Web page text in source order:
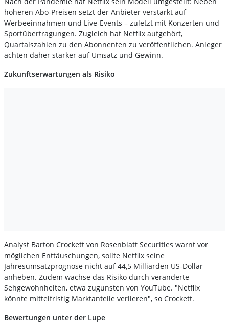
höheren Abo-Preisen setzt der Anbieter verstärkt auf
Werbeeinnahmen und Live-Events – zuletzt mit Konzerten und
Sportübertragungen. Zugleich hat Netflix aufgehört,
Quartalszahlen zu den Abonnenten zu veröffentlichen. Anleger
achten daher stärker auf Umsatz und Gewinn.
Zukunftserwartungen als Risiko
Analyst Barton Crockett von Rosenblatt Securities warnt vor
möglichen Enttäuschungen, sollte Netflix seine
Jahresumsatzprognose nicht auf 44,5 Milliarden US-Dollar
anheben. Zudem wachse das Risiko durch veränderte
Sehgewohnheiten, etwa zugunsten von YouTube. "Netflix
könnte mittelfristig Marktanteile verlieren", so Crockett.
Bewertungen unter der Lupe